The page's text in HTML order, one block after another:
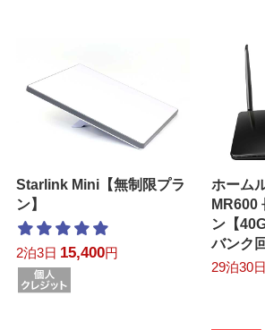
Starlink Mini【無制限プラ
ン】
2泊3日 15,400円
ホーム
MR600
ン【
バンク
29泊30